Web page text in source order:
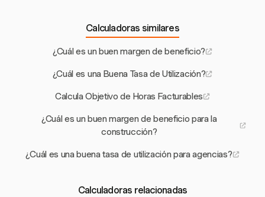
Calculadoras similares
¿Cuál es un buen margen de beneficio?
¿Cuál es una Buena Tasa de Utilización?
Calcula Objetivo de Horas Facturables
¿Cuál es un buen margen de beneficio para la
construcción?
¿Cuál es una buena tasa de utilización para agencias?
Calculadoras relacionadas